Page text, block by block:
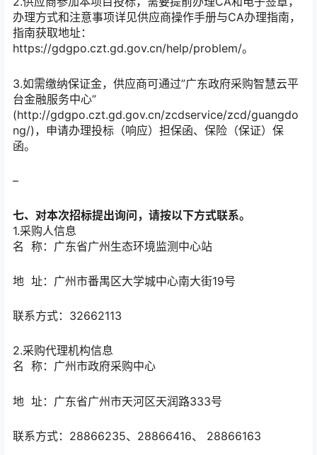
办理方式和注意事项详见供应商操作手册与CA办理指南，
指南获取地址：
https://gdgpo.czt.gd.gov.cn/help/problem/。
3.如需缴纳保证金，供应商可通过”广东政府采购智慧云平
台金融服务中心”
(http://gdgpo.czt.gd.gov.cn/zcdservice/zcd/guangdo
ng/)，申请办理投标（响应）担保函、保险（保证）保
函。
–
七、对本次招标提出询问，请按以下方式联系。
1.采购人信息
名 称： 广东省广州生态环境监测中心站
地 址： 广州市番禺区大学城中心南大街19号
联系方式： 32662113
2.采购代理机构信息
名 称： 广州市政府采购中心
地 址： 广东省广州市天河区天润路333号
联系方式： 28866235、28866416、 28866163